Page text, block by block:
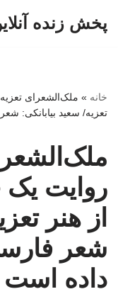
پخش زنده
خانه »
تعزیه/ سعید بیابانکی:
از هنر
شعر
داده است